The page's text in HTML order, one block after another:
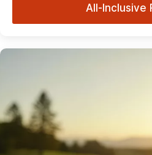
All-Inclusive